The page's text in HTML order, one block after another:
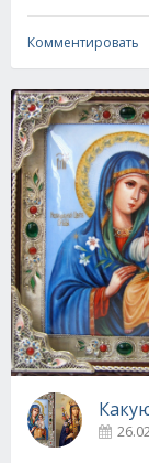
Комментировать